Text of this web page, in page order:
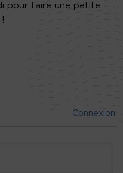
pour faire une petite
Connexion